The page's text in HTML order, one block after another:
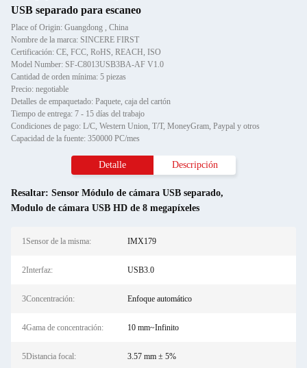
USB separado para escaneo
Place of Origin: Guangdong , China
Nombre de la marca: SINCERE FIRST
Certificación: CE, FCC, RoHS, REACH, ISO
Model Number: SF-C8013USB3BA-AF V1.0
Cantidad de orden mínima: 5 piezas
Precio: negotiable
Detalles de empaquetado: Paquete, caja del cartón
Tiempo de entrega: 7 - 15 días del trabajo
Condiciones de pago: L/C, Western Union, T/T, MoneyGram, Paypal y otros
Capacidad de la fuente: 350000 PC/mes
Detalle Descripción
Resaltar: Sensor Módulo de cámara USB separado,
Modulo de cámara USB HD de 8 megapíxeles
1Sensor de la misma: IMX179
2Interfaz: USB3.0
3Concentración: Enfoque automático
4Gama de concentración: 10 mm~Infinito
5Distancia focal: 3.57 mm ± 5%